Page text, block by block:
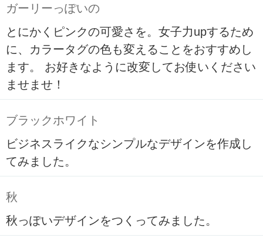
ガーリーっぽいの
とにかくピンクの可愛さを。女子力upするため
に、カラータグの色も変えることをおすすめし
ます。 お好きなように改変してお使いください
ませませ！
ブラックホワイト
ビジネスライクなシンプルなデザインを作成し
てみました。
秋
秋っぽいデザインをつくってみました。